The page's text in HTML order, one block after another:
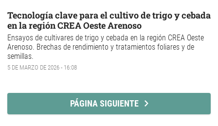
Tecnología clave para el cultivo de trigo y cebada
en la región CREA Oeste Arenoso
Ensayos de cultivares de trigo y cebada en la región CREA Oeste
Arenoso. Brechas de rendimiento y tratamientos foliares y de
semillas.
5 DE MARZO DE 2026 - 16:08
PÁGINA SIGUIENTE